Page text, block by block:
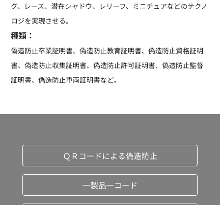
グ、レース、潜在シャドウ、レリーフ、ミニチュアなどのテクノ
ロジを実現させる。
種類：
偽造防止卒業証明書、偽造防止教育証明書、偽造防止資格証明
書、偽造防止収集証明書、偽造防止許可証明書、偽造防止監督
証明書、偽造防止車両証明書など。
ＱＲコードによる偽造防止
一製品一コード